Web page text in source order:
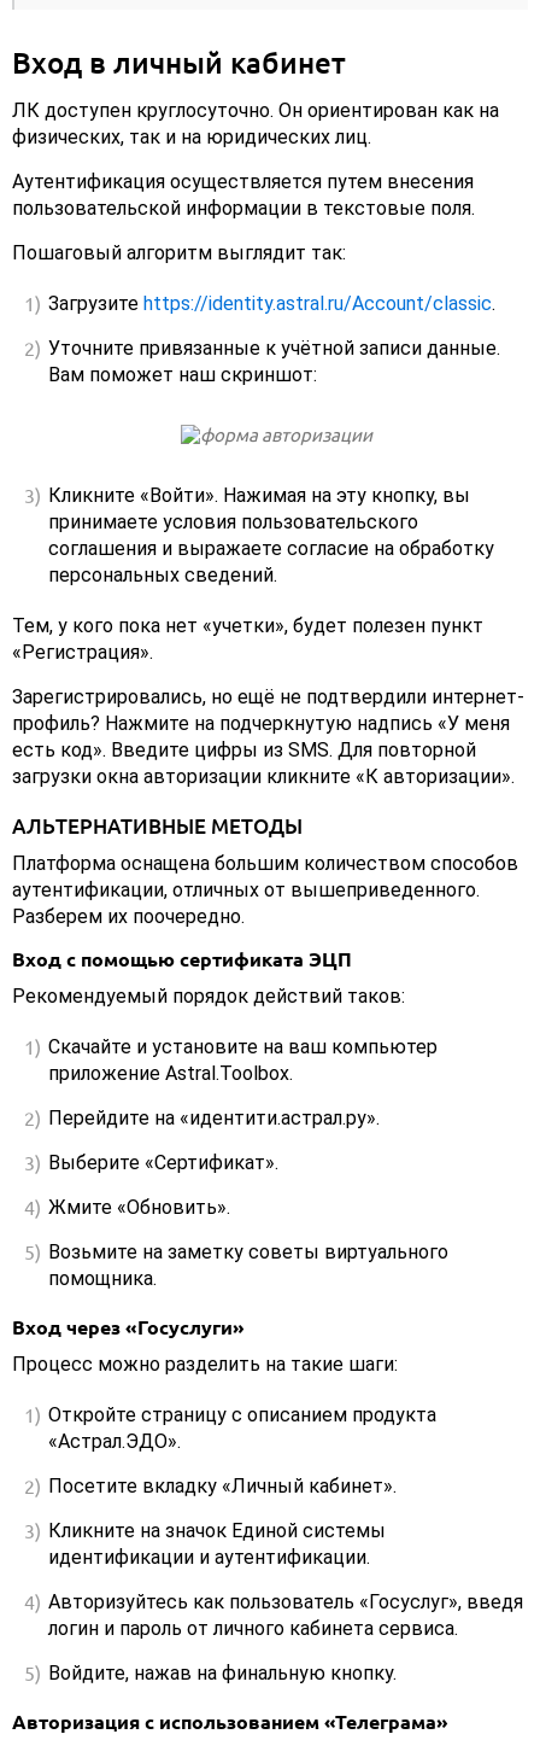
Вход в личный кабинет
ЛК доступен круглосуточно. Он ориентирован как на
физических, так и на юридических лиц.
Аутентификация осуществляется путем внесения
пользовательской информации в текстовые поля.
Пошаговый алгоритм выглядит так:
Загрузите https://identity.astral.ru/Account/classic.
Уточните привязанные к учётной записи данные.
Вам поможет наш скриншот:
Кликните «Войти». Нажимая на эту кнопку, вы
принимаете условия пользовательского
соглашения и выражаете согласие на обработку
персональных сведений.
Тем, у кого пока нет «учетки», будет полезен пункт
«Регистрация».
Зарегистрировались, но ещё не подтвердили интернет-
профиль? Нажмите на подчеркнутую надпись «У меня
есть код». Введите цифры из SMS. Для повторной
загрузки окна авторизации кликните «К авторизации».
АЛЬТЕРНАТИВНЫЕ МЕТОДЫ
Платформа оснащена большим количеством способов
аутентификации, отличных от вышеприведенного.
Разберем их поочередно.
Вход с помощью сертификата ЭЦП
Рекомендуемый порядок действий таков:
Скачайте и установите на ваш компьютер
приложение Astral.Toolbox.
Перейдите на «идентити.астрал.ру».
Выберите «Сертификат».
Жмите «Обновить».
Возьмите на заметку советы виртуального
помощника.
Вход через «Госуслуги»
Процесс можно разделить на такие шаги:
Откройте страницу с описанием продукта
«Астрал.ЭДО».
Посетите вкладку «Личный кабинет».
Кликните на значок Единой системы
идентификации и аутентификации.
Авторизуйтесь как пользователь «Госуслуг», введя
логин и пароль от личного кабинета сервиса.
Войдите, нажав на финальную кнопку.
Авторизация с использованием «Телеграма»